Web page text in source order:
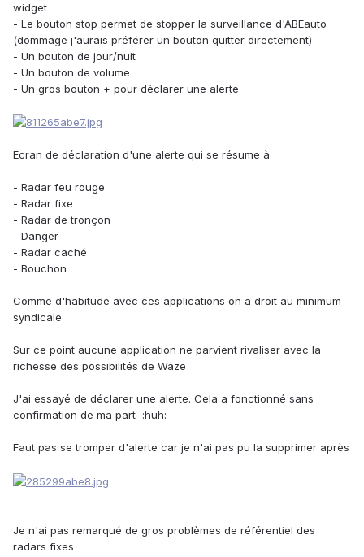
widget
- Le bouton stop permet de stopper la surveillance d'ABEauto
(dommage j'aurais préférer un bouton quitter directement)
- Un bouton de jour/nuit
- Un bouton de volume
- Un gros bouton + pour déclarer une alerte
Ecran de déclaration d'une alerte qui se résume à
- Radar feu rouge
- Radar fixe
- Radar de tronçon
- Danger
- Radar caché
- Bouchon
Comme d'habitude avec ces applications on a droit au minimum
syndicale
Sur ce point aucune application ne parvient rivaliser avec la
richesse des possibilités de Waze
J'ai essayé de déclarer une alerte. Cela a fonctionné sans
confirmation de ma part :huh:
Faut pas se tromper d'alerte car je n'ai pas pu la supprimer après
Je n'ai pas remarqué de gros problèmes de référentiel des
radars fixes